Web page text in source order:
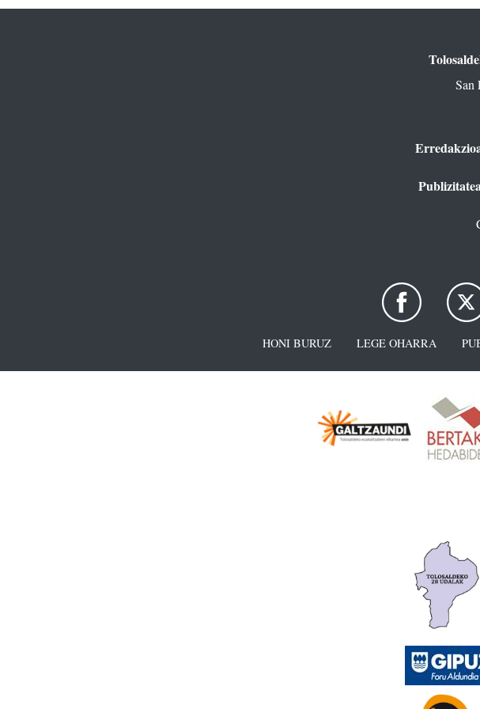
San
HONI BURUZ LEGE OHARRA